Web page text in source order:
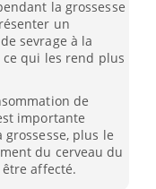
la grossesse
un
sevrage à la
ce qui les rend plus
de
importante
grossesse, plus le
du cerveau du
affecté.